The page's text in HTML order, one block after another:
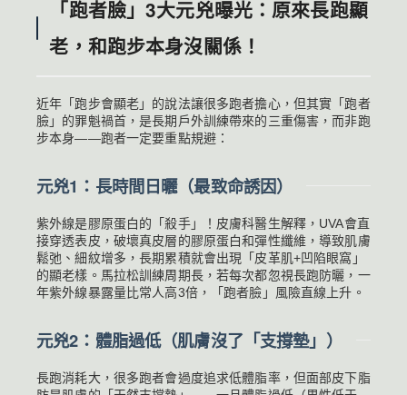
「跑者臉」3大元兇曝光：原來長跑顯
老，和跑步本身沒關係！
近年「跑步會顯老」的說法讓很多跑者擔心，但其實「跑者
臉」的罪魁禍首，是長期戶外訓練帶來的三重傷害，而非跑
步本身——跑者一定要重點規避：
元兇1：長時間日曬（最致命誘因）
紫外線是膠原蛋白的「殺手」！皮膚科醫生解釋，UVA會直
接穿透表皮，破壞真皮層的膠原蛋白和彈性纖維，導致肌膚
鬆弛、細紋增多，長期累積就會出現「皮革肌+凹陷眼窩」
的顯老樣。馬拉松訓練周期長，若每次都忽視長跑防曬，一
年紫外線暴露量比常人高3倍，「跑者臉」風險直線上升。
元兇2：體脂過低（肌膚沒了「支撐墊」）
長跑消耗大，很多跑者會過度追求低體脂率，但面部皮下脂